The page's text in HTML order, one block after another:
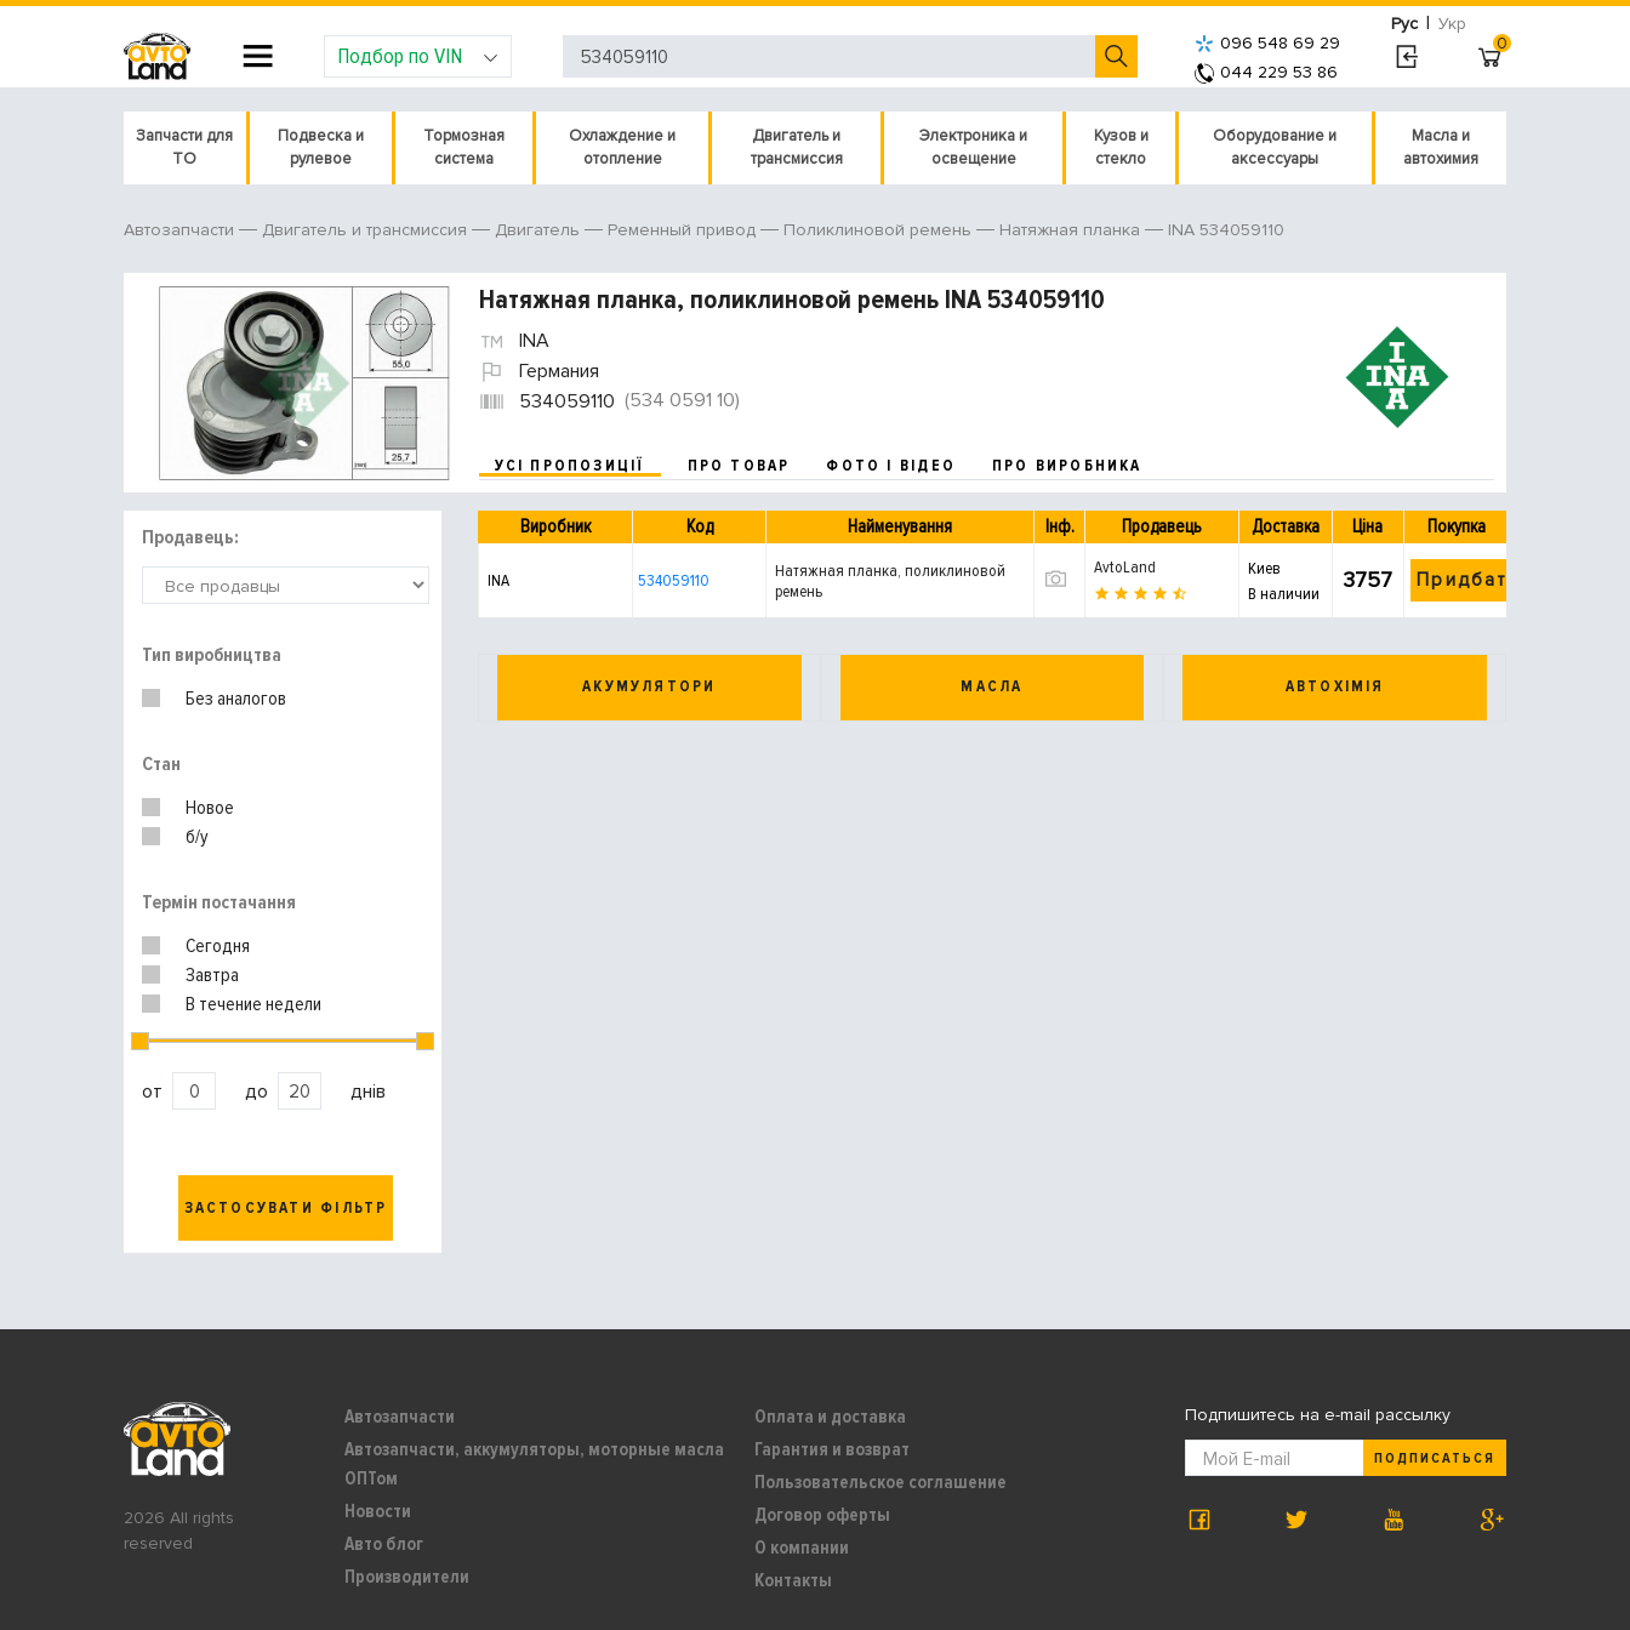
Рус | Укр
Подбор по VIN
096 548 69 29
044 229 53 86
0
Запчасти для
ТО
Подвеска и
рулевое
Тормозная
система
Охлаждение и
отопление
Двигатель и
трансмиссия
Электроника и
освещение
Кузов и
стекло
Оборудование и
аксессуары
Масла и
автохимия
Автозапчасти Двигатель и трансмиссия Двигатель Ременный привод Поликлиновой ремень Натяжная планка INA 534059110
Натяжная планка, поликлиновой ремень INA 534059110
INA
Германия
534059110 (534 0591 10)
УСІ ПРОПОЗИЦІЇ ПРО ТОВАР ФОТО І ВІДЕО ПРО ВИРОБНИКА
Продавець:
Тип виробництва
Без аналогов
Стан
Новое
б/у
Термін постачання
Сегодня
Завтра
В течение недели
от до днів
ЗАСТОСУВАТИ ФІЛЬТР
Виробник Код Найменування Інф. Продавець Доставка Ціна Покупка
INA 534059110
Натяжная планка, поликлиновой
ремень
AvtoLand
Киев
В наличии
3757 Придбати
АКУМУЛЯТОРИ МАСЛА АВТОХІМІЯ
2026 All rights
reserved
Автозапчасти
Автозапчасти, аккумуляторы, моторные масла
ОПТом
Новости
Авто блог
Производители
Оплата и доставка
Гарантия и возврат
Пользовательское соглашение
Договор оферты
О компании
Контакты
Подпишитесь на e-mail рассылку
ПОДПИСАТЬСЯ